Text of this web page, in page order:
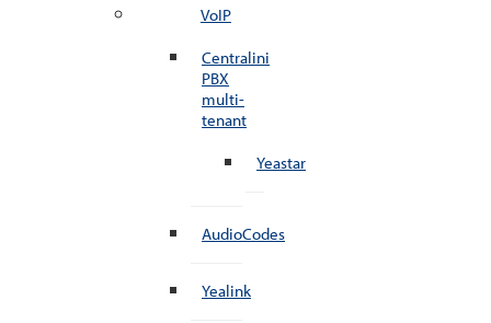
VoIP
Centralini
PBX
multi-
tenant
Yeastar
AudioCodes
Yealink